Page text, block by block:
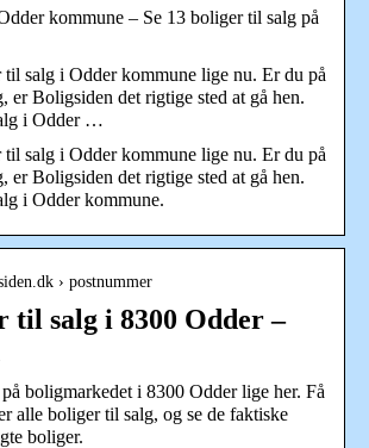
kommune – Se 13 boliger til salg på
salg i Odder kommune lige nu. Er du på
er Boligsiden det rigtige sted at gå hen.
i Odder …
salg i Odder kommune lige nu. Er du på
er Boligsiden det rigtige sted at gå hen.
i Odder kommune.
› postnummer
til salg i 8300 Odder –
boligmarkedet i 8300 Odder lige her. Få
alle boliger til salg, og se de faktiske
boliger.